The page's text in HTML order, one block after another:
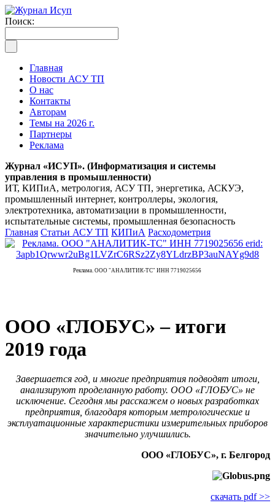
Поиск:
Главная
Новости АСУ ТП
О нас
Контакты
Авторам
Темы на 2026 г.
Партнеры
Реклама
Журнал «ИСУП». (Информатизация и системы
управления в промышленности)
ИТ, КИПиА, метрология, АСУ ТП, энергетика, АСКУЭ,
промышленный интернет, контроллеры, экология,
электротехника, автоматизации в промышленности,
испытательные системы, промышленная безопасность
Главная Статьи АСУ ТП КИПиА Расходометрия
Реклама. ООО "АНАЛИТИК-ТС" ИНН 7719025656
ООО «ГЛОБУС» – итоги
2019 года
Завершается год, и многие предприятия подводят итоги,
анализируют проделанную работу. ООО «ГЛОБУС» не
исключение. Сегодня мы расскажем о новых разработках
предприятия, благодаря которым метрологические и
эксплуатационные характеристики измерительных приборов
значительно улучшились.
ООО «ГЛОБУС», г. Белгород
скачать pdf >>